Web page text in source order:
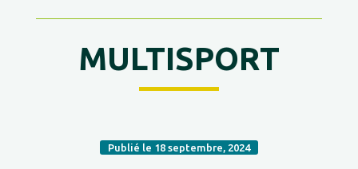
MULTISPORT
Publié le 18 septembre, 2024